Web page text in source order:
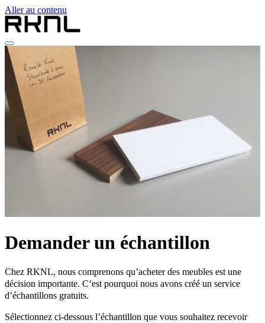
Aller au contenu
Home
Collection
Qui sommes-nous
nl
de
fr
Demander un échantillon
Chez RKNL, nous comprenons qu’acheter des meubles est une
décision importante. C’est pourquoi nous avons créé un service
d’échantillons gratuits.
Sélectionnez ci-dessous l’échantillon que vous souhaitez recevoir